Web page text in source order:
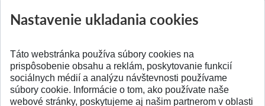
Publikované 31.07.2026 Publikované
Nastavenie ukladania cookies
Táto webstránka používa súbory cookies na
prispôsobenie obsahu a reklám, poskytovanie funkcií
sociálnych médií a analýzu návštevnosti používame
súbory cookie. Informácie o tom, ako používate naše
webové stránky, poskytujeme aj našim partnerom v oblasti